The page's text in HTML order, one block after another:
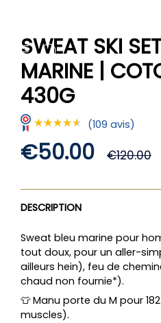
contenu
page
RECHERCHE
SWEAT SKI
MARINE |
430G
★★★★★
★★★★★
(109 avis)
€50.00
régulier
€120.00
DESCRIPTION
Sweat bleu marine pour
tout doux, pour un aller-
ailleurs hein), feu de
chaud non fournie*).
👕 Manu porte du M pour
muscles).